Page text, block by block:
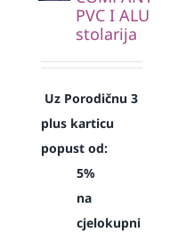
PVC I ALU
stolarija
Uz Porodičnu 3
plus karticu
popust od:
5%
na
cjelokupni